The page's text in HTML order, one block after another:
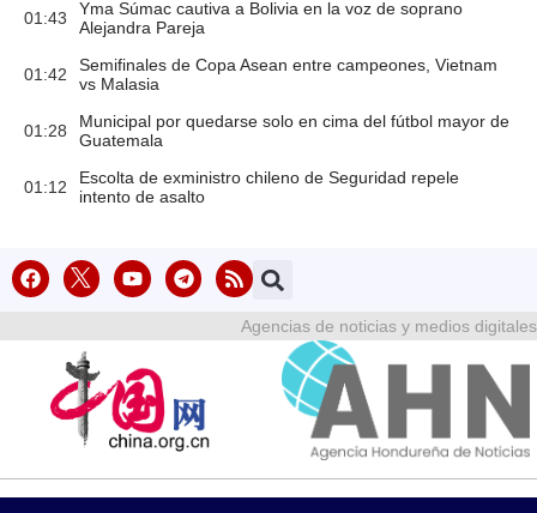
01:43
Yma Súmac cautiva a Bolivia en la voz de soprano
Alejandra Pareja
01:42
Semifinales de Copa Asean entre campeones, Vietnam
vs Malasia
01:28
Municipal por quedarse solo en cima del fútbol mayor de
Guatemala
01:12
Escolta de exministro chileno de Seguridad repele
intento de asalto
Agencias de noticias y medios digitales